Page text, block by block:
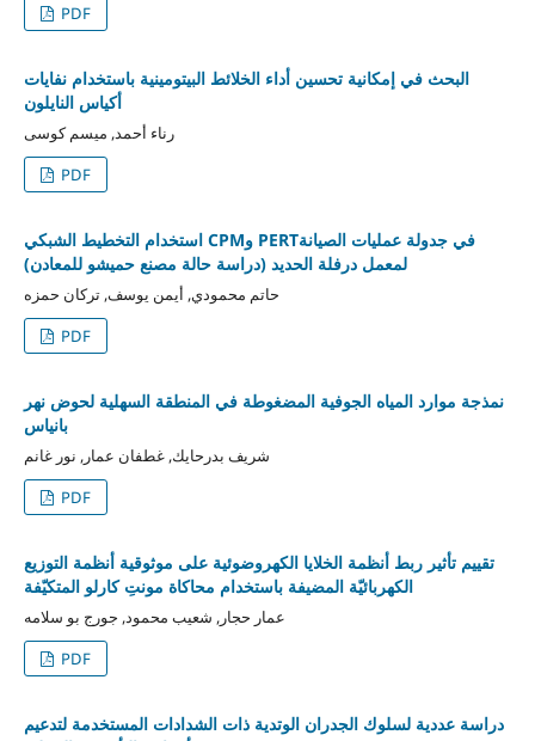
PDF
البحث في إمكانية تحسين أداء الخلائط البيتومينية باستخدام نفايات
أكياس النايلون
رناء أحمد, ميسم كوسى
PDF
استخدام التخطيط الشبكي CPMو PERTفي جدولة عمليات الصيانة
لمعمل درفلة الحديد (دراسة حالة مصنع حميشو للمعادن)
حاتم محمودي, أيمن يوسف, تركان حمزه
PDF
نمذجة موارد المياه الجوفية المضغوطة في المنطقة السهلية لحوض نهر
بانياس
شريف بدرحايك, غطفان عمار, نور غانم
PDF
تقييم تأثير ربط أنظمة الخلايا الكهروضوئية على موثوقية أنظمة التوزيع
الكهربائيّة المضيفة باستخدام محاكاة مونتِ كارلو المتكيّفة
عمار حجار, شعيب محمود, جورج بو سلامه
PDF
دراسة عددية لسلوك الجدران الوتدية ذات الشدادات المستخدمة لتدعيم